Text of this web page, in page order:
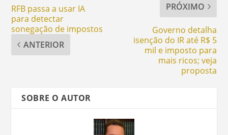
RFB passa a usar IA
para detectar
sonegação de impostos
ANTERIOR
PRÓXIMO
Governo detalha
isenção do IR até R$ 5
mil e imposto para
mais ricos; veja
proposta
SOBRE O AUTOR